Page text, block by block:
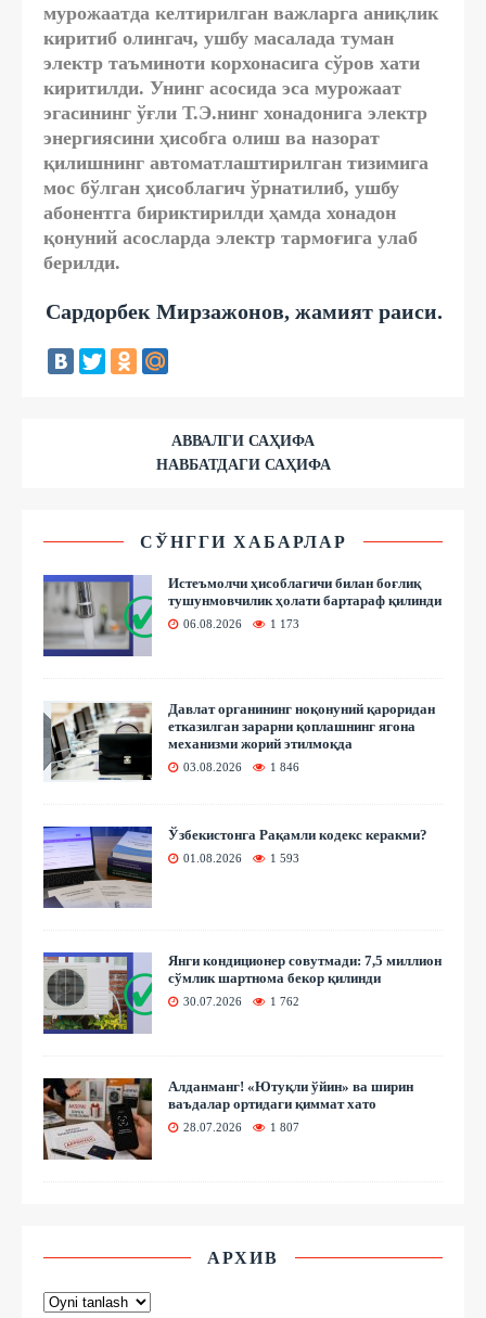
мурожаатда келтирилган важларга аниқлик
киритиб олингач, ушбу масалада туман
электр таъминоти корхонасига сўров хати
киритилди. Унинг асосида эса мурожаат
эгасининг ўғли Т.Э.нинг хонадонига электр
энергиясини ҳисобга олиш ва назорат
қилишнинг автоматлаштирилган тизимига
мос бўлган ҳисоблагич ўрнатилиб, ушбу
абонентга бириктирилди ҳамда хонадон
қонуний асосларда электр тармоғига улаб
берилди.
Сардорбек Мирзажонов, жамият раиси.
АВВАЛГИ САҲИФА
НАВБАТДАГИ САҲИФА
СЎНГГИ ХАБАРЛАР
Истеъмолчи ҳисоблагичи билан боғлиқ
тушунмовчилик ҳолати бартараф қилинди
06.08.2026 1 173
Давлат органининг ноқонуний қароридан
етказилган зарарни қоплашнинг ягона
механизми жорий этилмоқда
03.08.2026 1 846
Ўзбекистонга Рақамли кодекс керакми?
01.08.2026 1 593
Янги кондиционер совутмади: 7,5 миллион
сўмлик шартнома бекор қилинди
30.07.2026 1 762
Алданманг! «Ютуқли ўйин» ва ширин
ваъдалар ортидаги қиммат хато
28.07.2026 1 807
АРХИВ